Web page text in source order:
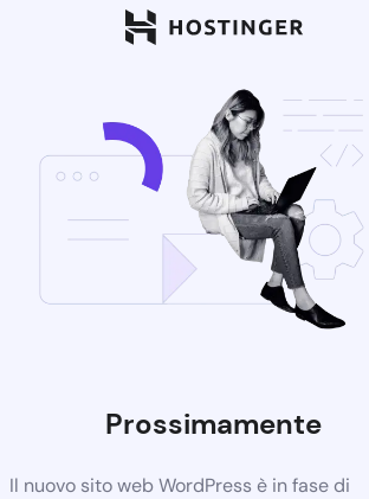
Prossimamente
Il nuovo sito web WordPress è in fase di